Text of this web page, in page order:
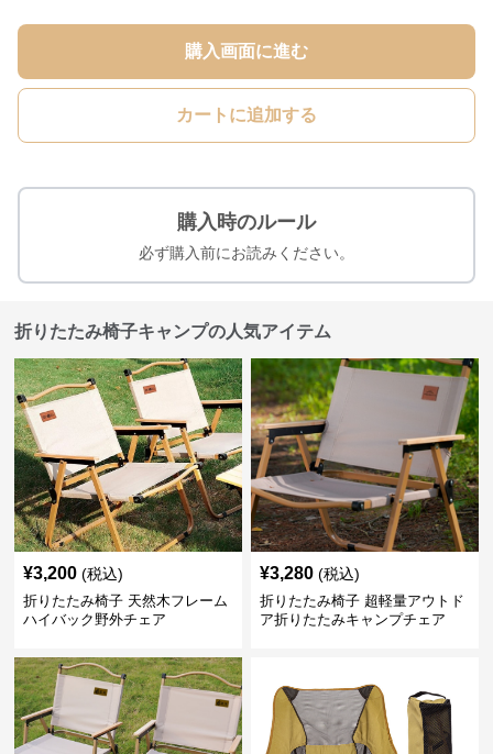
購入画面に進む
カートに追加する
購入時のルール
必ず購入前にお読みください。
折りたたみ椅子キャンプの人気アイテム
¥3,200 (税込)
折りたたみ椅子 天然木フレーム
ハイバック野外チェア
¥3,280 (税込)
折りたたみ椅子 超軽量アウトド
ア折りたたみキャンプチェア